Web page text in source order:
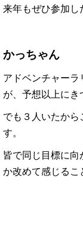
来年もぜひ参加し
かっちゃん
アドベンチャーラ
が、予想以上にき
でも３人いたから
す。
皆で同じ目標に
か改めて感じるこ